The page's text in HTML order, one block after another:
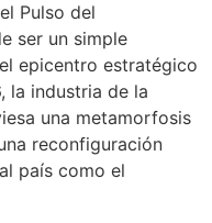
Pulso del
ser un simple
epicentro estratégico
la industria de la
una metamorfosis
reconfiguración
país como el